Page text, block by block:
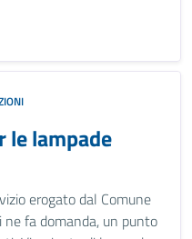
le lampade
erogato dal Comune
ne fa domanda, un punto